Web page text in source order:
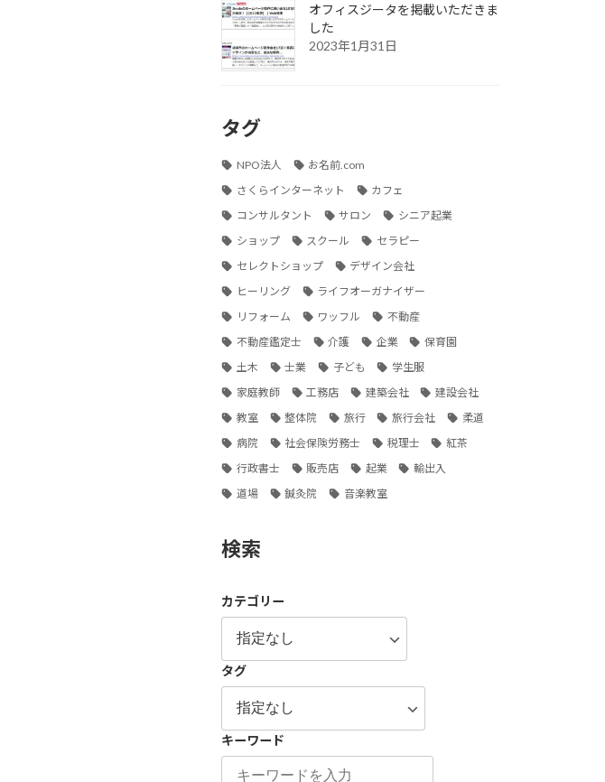
オフィスジータを掲載いただきま
した
2023年1月31日
タグ
NPO法人
お名前.com
さくらインターネット
カフェ
コンサルタント
サロン
シニア起業
ショップ
スクール
セラピー
セレクトショップ
デザイン会社
ヒーリング
ライフオーガナイザー
リフォーム
ワッフル
不動産
不動産鑑定士
介護 企業
保育園
土木
士業 子ども
学生服
家庭教師
工務店 建築会社
建設会社
教室
整体院 旅行 旅行会社
柔道
病院
社会保険労務士 税理士
紅茶
行政書士
販売店 起業
輸出入
道場
鍼灸院 音楽教室
検索
カテゴリー
タグ
キーワード